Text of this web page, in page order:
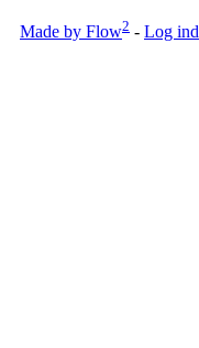
Made by Flow2 - Log ind